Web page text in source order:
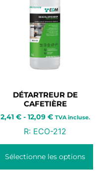
DÉTARTREUR DE
CAFETIÈRE
2,41 € - 12,09 € TVA incluse.
R: ECO-212
Sélectionne les options